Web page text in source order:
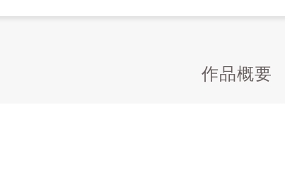
作品概要